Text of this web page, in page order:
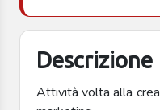
Descrizione
Attività volta alla